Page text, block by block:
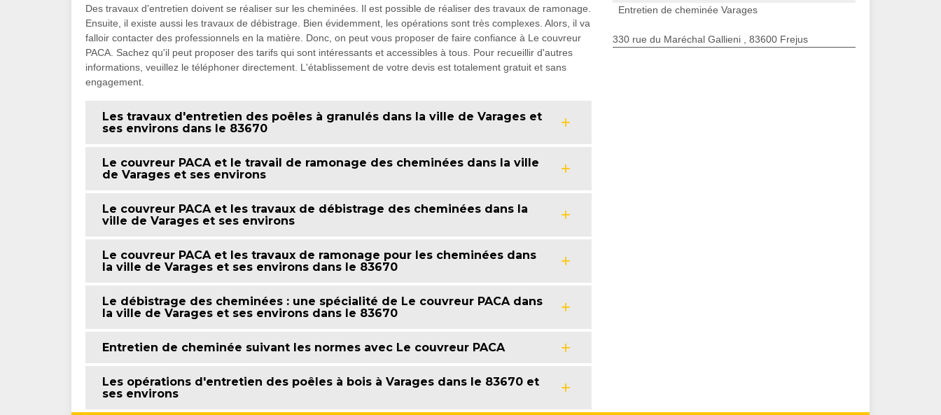
Des travaux d'entretien doivent se réaliser sur les cheminées. Il est possible de réaliser des travaux de ramonage.
Ensuite, il existe aussi les travaux de débistrage. Bien évidemment, les opérations sont très complexes. Alors, il va
falloir contacter des professionnels en la matière. Donc, on peut vous proposer de faire confiance à Le couvreur
PACA. Sachez qu'il peut proposer des tarifs qui sont intéressants et accessibles à tous. Pour recueillir d'autres
informations, veuillez le téléphoner directement. L'établissement de votre devis est totalement gratuit et sans
engagement.
Les travaux d'entretien des poêles à granulés dans la ville de Varages et
ses environs dans le 83670
Le couvreur PACA et le travail de ramonage des cheminées dans la ville
de Varages et ses environs
Le couvreur PACA et les travaux de débistrage des cheminées dans la
ville de Varages et ses environs
Le couvreur PACA et les travaux de ramonage pour les cheminées dans
la ville de Varages et ses environs dans le 83670
Le débistrage des cheminées : une spécialité de Le couvreur PACA dans
la ville de Varages et ses environs dans le 83670
Entretien de cheminée suivant les normes avec Le couvreur PACA
Les opérations d'entretien des poêles à bois à Varages dans le 83670 et
ses environs
Entretien de cheminée Varages
330 rue du Maréchal Gallieni , 83600 Frejus